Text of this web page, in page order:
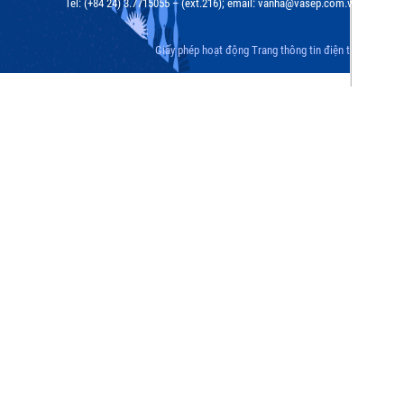
Tel: (+84 24) 3.7715055 – (ext.216); email: vanha@vasep.com.vn
Giấy phép hoạt động Trang thông tin điện tử tổng